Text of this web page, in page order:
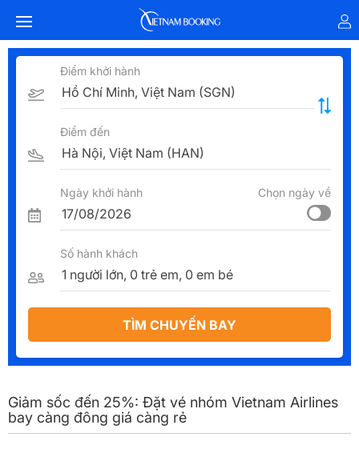
Điểm khởi hành
Điểm đến
Ngày khởi hành Chọn ngày về
Số hành khách
TÌM CHUYẾN BAY
Giảm sốc đến 25%: Đặt vé nhóm Vietnam Airlines
bay càng đông giá càng rẻ